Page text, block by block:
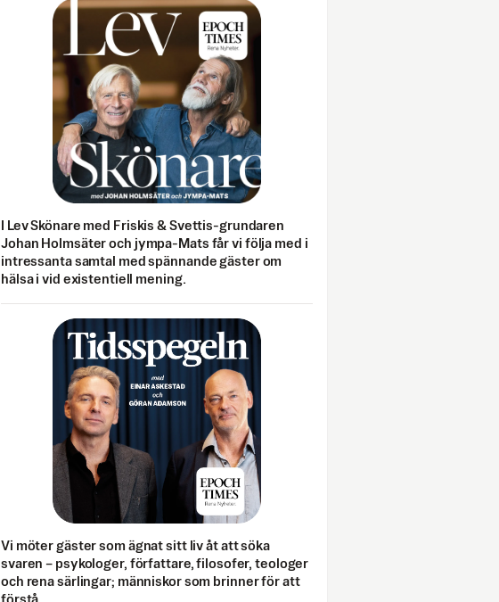
I Lev Skönare med Friskis & Svettis-grundaren
Johan Holmsäter och jympa-Mats får vi följa med i
intressanta samtal med spännande gäster om
hälsa i vid existentiell mening.
Vi möter gäster som ägnat sitt liv åt att söka
svaren – psykologer, författare, filosofer, teologer
och rena särlingar; människor som brinner för att